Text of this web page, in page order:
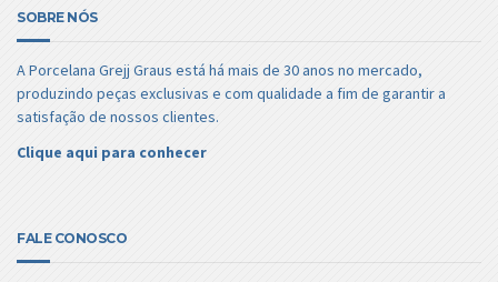
SOBRE NÓS
A Porcelana Grejj Graus está há mais de 30 anos no mercado,
produzindo peças exclusivas e com qualidade a fim de garantir a
satisfação de nossos clientes.
Clique aqui para conhecer
FALE CONOSCO